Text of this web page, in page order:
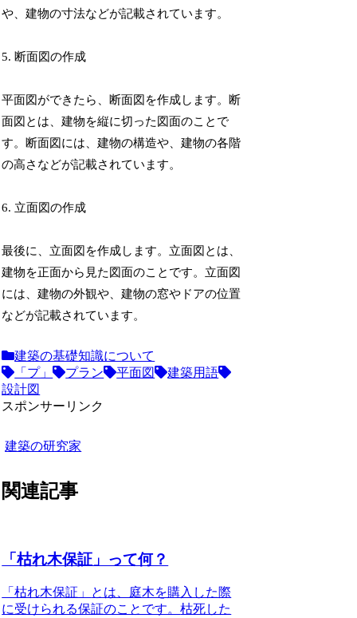
や、建物の寸法などが記載されています。
5. 断面図の作成
平面図ができたら、断面図を作成します。断
面図とは、建物を縦に切った図面のことで
す。断面図には、建物の構造や、建物の各階
の高さなどが記載されています。
6. 立面図の作成
最後に、立面図を作成します。立面図とは、
建物を正面から見た図面のことです。立面図
には、建物の外観や、建物の窓やドアの位置
などが記載されています。
建築の基礎知識について
「プ」
プラン 平面図
建築用語
設計図
スポンサーリンク
建築の研究家
関連記事
「枯れ木保証」って何？
「枯れ木保証」
とは、庭木を購入した際
に受けられる保証のことです。枯死した